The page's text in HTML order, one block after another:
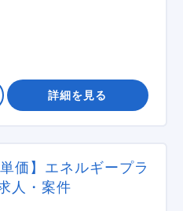
詳細を見る
価】エネルギープラ
人・案件